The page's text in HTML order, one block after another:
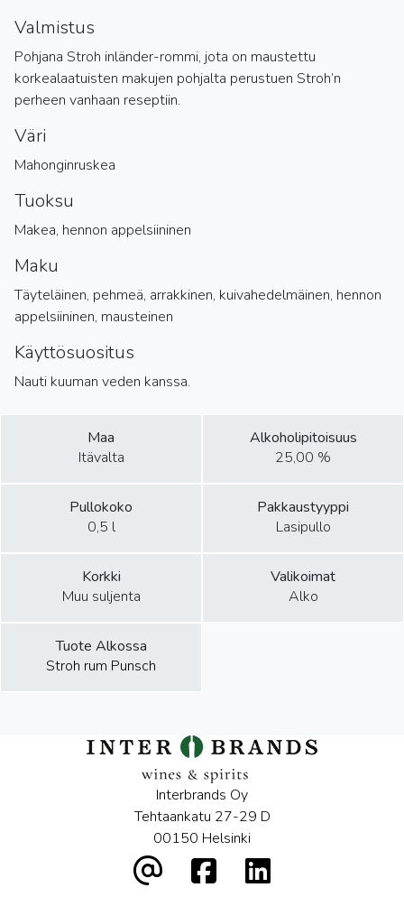
Valmistus
Pohjana Stroh inländer-rommi, jota on maustettu
korkealaatuisten makujen pohjalta perustuen Stroh’n
perheen vanhaan reseptiin.
Väri
Mahonginruskea
Tuoksu
Makea, hennon appelsiininen
Maku
Täyteläinen, pehmeä, arrakkinen, kuivahedelmäinen, hennon
appelsiininen, mausteinen
Käyttösuositus
Nauti kuuman veden kanssa.
Maa
Itävalta
Alkoholipitoisuus
25,00 %
Pullokoko
0,5 l
Pakkaustyyppi
Lasipullo
Korkki
Muu suljenta
Valikoimat
Alko
Tuote Alkossa
Stroh rum Punsch
Interbrands Oy
Tehtaankatu 27-29 D
00150 Helsinki